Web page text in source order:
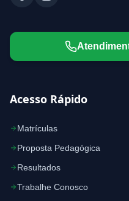
Acesso Rápido
Matrículas
Proposta Pedagógica
Resultados
Trabalhe Conosco